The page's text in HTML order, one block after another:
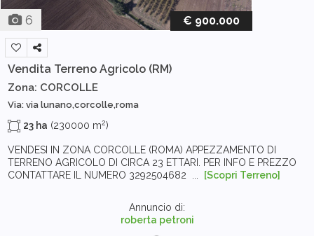
6 € 900.000
Vendita Terreno Agricolo (RM)
Zona: CORCOLLE
Via: via lunano,corcolle,roma
23 ha (230000 m2)
VENDESI IN ZONA CORCOLLE (ROMA) APPEZZAMENTO DI
TERRENO AGRICOLO DI CIRCA 23 ETTARI. PER INFO E PREZZO
CONTATTARE IL NUMERO 3292504682 ...
[Scopri Terreno]
Annuncio di:
roberta petroni